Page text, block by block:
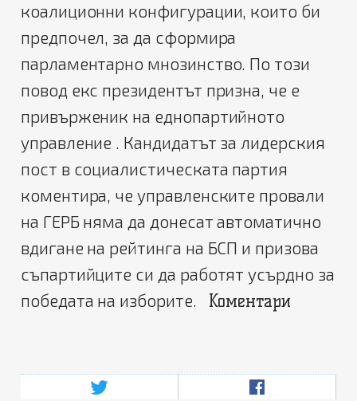
коалиционни конфигурации, които би
предпочел, за да сформира
парламентарно мнозинство. По този
повод екс президентът призна, че е
привърженик на еднопартийното
управление . Кандидатът за лидерския
пост в социалистическата партия
коментира, че управленските провали
на ГЕРБ няма да донесат автоматично
вдигане на рейтинга на БСП и призова
съпартийците си да работят усърдно за
победата на изборите. Коментари